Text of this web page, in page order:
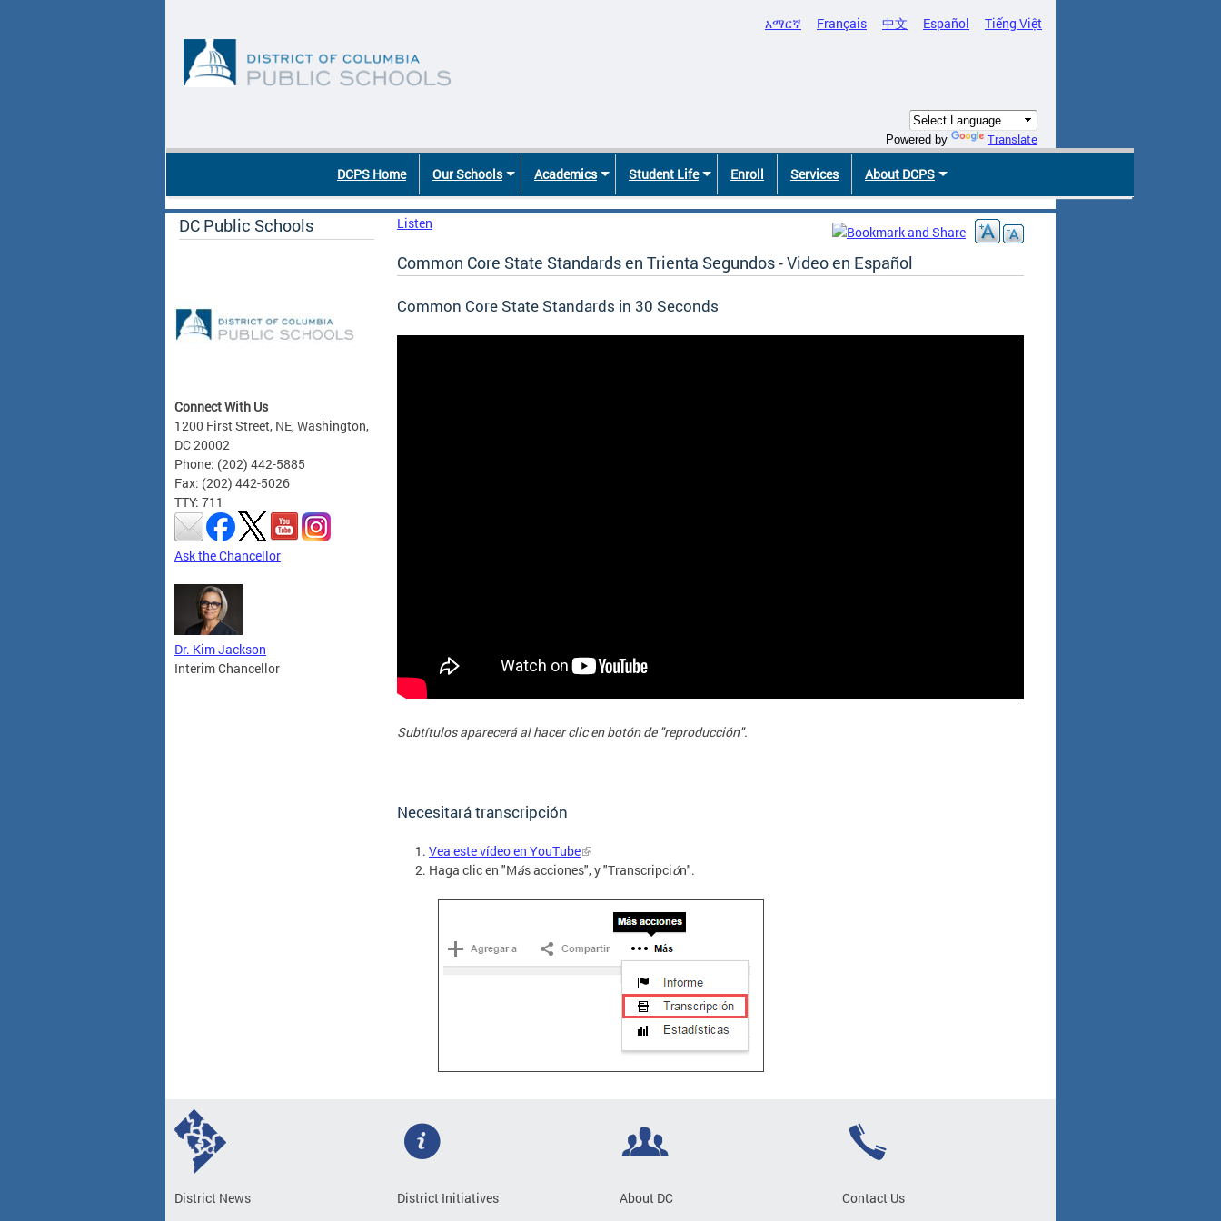
አማርኛ Français 中文 Español Tiếng Việt
Powered by Translate
DCPS Home Our Schools Academics Student Life Enroll Services About DCPS
DC Public Schools
Connect With Us
1200 First Street, NE, Washington,
DC 20002
Phone: (202) 442-5885
Fax: (202) 442-5026
TTY: 711
Ask the Chancellor
Dr. Kim Jackson
Interim Chancellor
Listen
Common Core State Standards en Trienta Segundos - Video en Español
Common Core State Standards in 30 Seconds
Subtítulosaparecerá al hacer clic en botón de "reproducción".
Necesitará transcripción
Vea este vídeo en YouTube
Haga clic en "Más acciones", y "Transcripción".
District News District Initiatives About DC Contact Us